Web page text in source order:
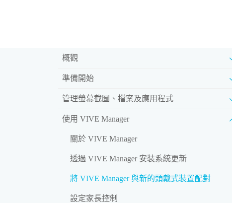
概觀
準備開始
管理螢幕截圖、檔案及應用程式
使用 VIVE Manager
關於 VIVE Manager
透過 VIVE Manager 安裝系統更新
將 VIVE Manager 與新的頭戴式裝置配對
設定家長控制